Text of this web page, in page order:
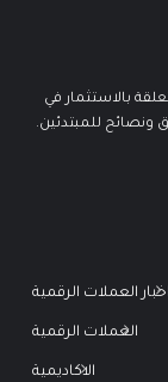
بالاستثمار في
ونصائح للمبتدئين.
اخبار العملات الرقمية
العملات الرقمية
الاكاديمية